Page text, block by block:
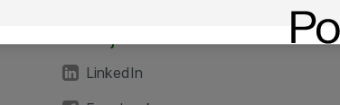
LinkedIn